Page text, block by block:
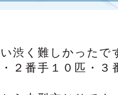
渋く難しかったで
２番手１０匹・３